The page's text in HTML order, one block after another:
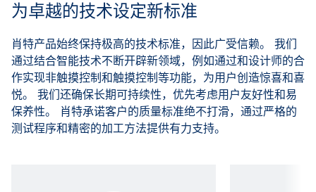
为卓越的技术设定新标准
肖特产品始终保持极高的技术标准，因此广受信赖。 我们
通过结合智能技术不断开辟新领域，例如通过和设计师的合
作实现非触摸控制和触摸控制等功能，为用户创造惊喜和喜
悦。 我们还确保长期可持续性，优先考虑用户友好性和易
保养性。 肖特承诺客户的质量标准绝不打滑，通过严格的
测试程序和精密的加工方法提供有力支持。